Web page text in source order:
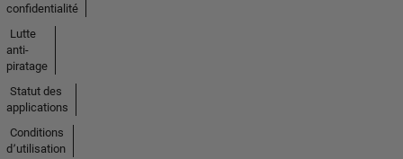
confidentialité
Lutte
anti-
piratage
Statut des
applications
Conditions
d՚utilisation